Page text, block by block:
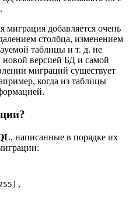
добавляется очень
столбца, изменением
таблицы и т. д. не
новой версией БД и самой
миграций существует
когда из таблицы
, написанные в порядке их